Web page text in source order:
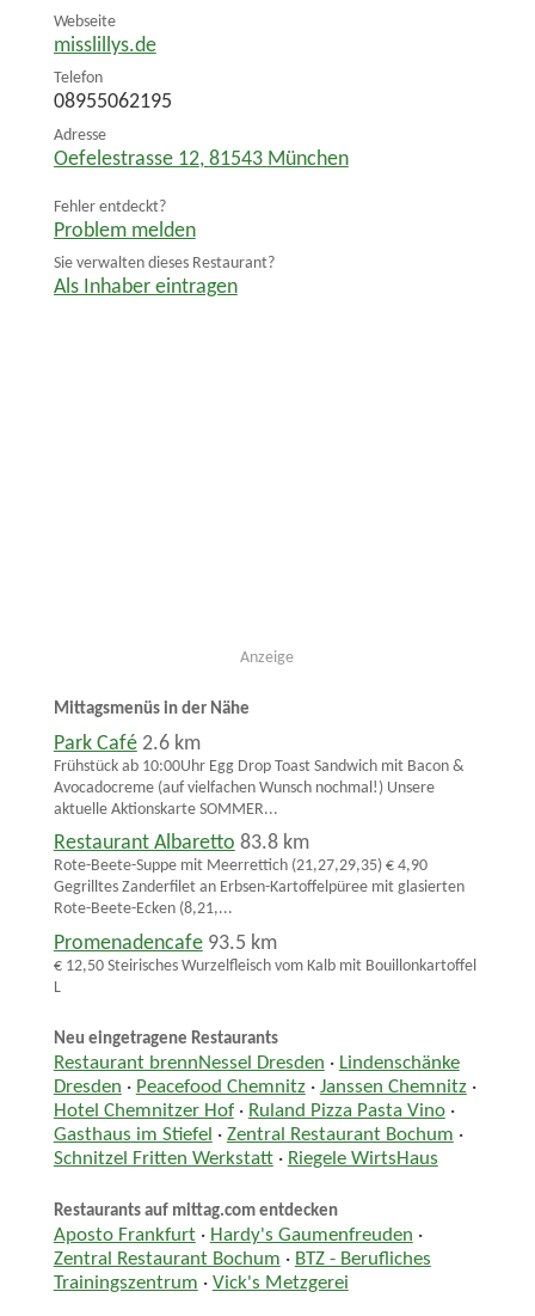
Webseite
misslillys.de
Telefon
08955062195
Adresse
Oefelestrasse 12, 81543 München
Fehler entdeckt?
Problem melden
Sie verwalten dieses Restaurant?
Als Inhaber eintragen
Anzeige
Mittagsmenüs in der Nähe
Park Café 2.6 km
Frühstück ab 10:00Uhr Egg Drop Toast Sandwich mit Bacon &
Avocadocreme (auf vielfachen Wunsch nochmal!) Unsere
aktuelle Aktionskarte SOMMER...
Restaurant Albaretto 83.8 km
Rote-Beete-Suppe mit Meerrettich (21,27,29,35) € 4,90
Gegrilltes Zanderfilet an Erbsen-Kartoffelpüree mit glasierten
Rote-Beete-Ecken (8,21,...
Promenadencafe 93.5 km
€ 12,50 Steirisches Wurzelfleisch vom Kalb mit Bouillonkartoffel
L
Neu eingetragene Restaurants
Restaurant brennNessel Dresden · Lindenschänke
Dresden · Peacefood Chemnitz· Janssen Chemnitz·
Hotel Chemnitzer Hof· Ruland Pizza Pasta Vino·
Gasthaus im Stiefel · Zentral Restaurant Bochum ·
Schnitzel Fritten Werkstatt· Riegele WirtsHaus
Restaurants auf mittag.com entdecken
Aposto Frankfurt· Hardy's Gaumenfreuden ·
Zentral Restaurant Bochum · BTZ - Berufliches
Trainingszentrum · Vick's Metzgerei